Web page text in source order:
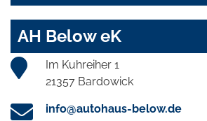
AH Below eK
Im Kuhreiher 1
21357 Bardowick
info@autohaus-below.de